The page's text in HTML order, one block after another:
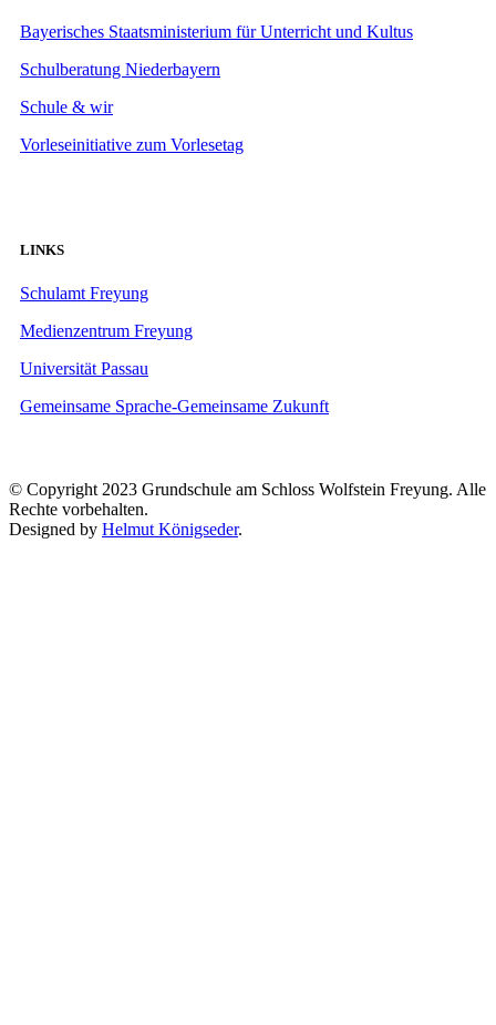
Bayerisches Staatsministerium für Unterricht und Kultus
Schulberatung Niederbayern
Schule & wir
Vorleseinitiative zum Vorlesetag
LINKS
Schulamt Freyung
Medienzentrum Freyung
Universität Passau
Gemeinsame Sprache-Gemeinsame Zukunft
© Copyright 2023 Grundschule am Schloss Wolfstein Freyung. Alle
Rechte vorbehalten.
Designed by Helmut Königseder.